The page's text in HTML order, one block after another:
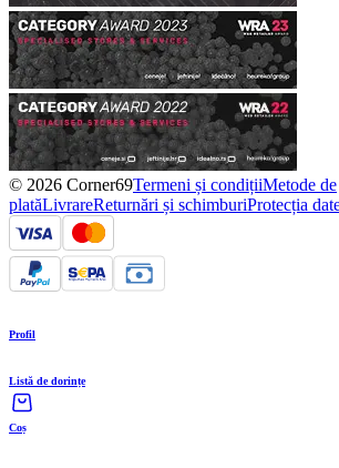
© 2026 Corner69Termeni și condițiiMetode de
platăLivrareReturnări și schimburiProtecția
Profil
Listă de dorințe
Coș